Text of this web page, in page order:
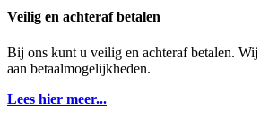
Veilig en achteraf betalen
Bij ons kunt u veilig en achteraf betalen. Wij
aan betaalmogelijkheden.
Lees hier meer...